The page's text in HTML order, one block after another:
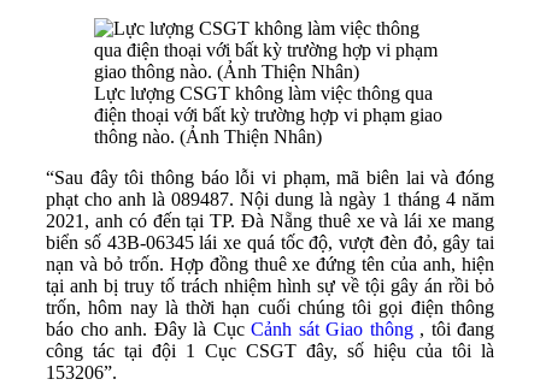
Lực lượng CSGT không làm việc thông qua
điện thoại với bất kỳ trường hợp vi phạm giao
thông nào. (Ảnh Thiện Nhân)
“Sau đây tôi thông báo lỗi vi phạm, mã biên lai và đóng
phạt cho anh là 089487. Nội dung là ngày 1 tháng 4 năm
2021, anh có đến tại TP. Đà Nẵng thuê xe và lái xe mang
biển số 43B-06345 lái xe quá tốc độ, vượt đèn đỏ, gây tai
nạn và bỏ trốn. Hợp đồng thuê xe đứng tên của anh, hiện
tại anh bị truy tố trách nhiệm hình sự về tội gây án rồi bỏ
trốn, hôm nay là thời hạn cuối chúng tôi gọi điện thông
báo cho anh. Đây là Cục Cảnh sát Giao thông, tôi đang
công tác tại đội 1 Cục CSGT đây, số hiệu của tôi là
153206”.